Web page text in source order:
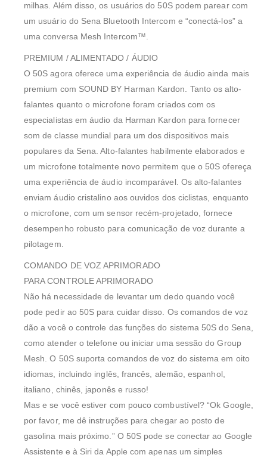
milhas. Além disso, os usuários do 50S podem parear com
um usuário do Sena Bluetooth Intercom e “conectá-los” a
uma conversa Mesh Intercom™.
PREMIUM / ALIMENTADO / ÁUDIO
O 50S agora oferece uma experiência de áudio ainda mais
premium com SOUND BY Harman Kardon. Tanto os alto-
falantes quanto o microfone foram criados com os
especialistas em áudio da Harman Kardon para fornecer
som de classe mundial para um dos dispositivos mais
populares da Sena. Alto-falantes habilmente elaborados e
um microfone totalmente novo permitem que o 50S ofereça
uma experiência de áudio incomparável. Os alto-falantes
enviam áudio cristalino aos ouvidos dos ciclistas, enquanto
o microfone, com um sensor recém-projetado, fornece
desempenho robusto para comunicação de voz durante a
pilotagem.
COMANDO DE VOZ APRIMORADO
PARA CONTROLE APRIMORADO
Não há necessidade de levantar um dedo quando você
pode pedir ao 50S para cuidar disso. Os comandos de voz
dão a você o controle das funções do sistema 50S do Sena,
como atender o telefone ou iniciar uma sessão do Group
Mesh. O 50S suporta comandos de voz do sistema em oito
idiomas, incluindo inglês, francês, alemão, espanhol,
italiano, chinês, japonês e russo!
Mas e se você estiver com pouco combustível? “Ok Google,
por favor, me dê instruções para chegar ao posto de
gasolina mais próximo.” O 50S pode se conectar ao Google
Assistente e à Siri da Apple com apenas um simples